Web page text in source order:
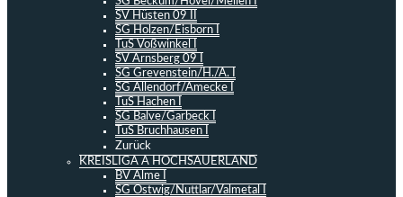
SV Hüsten 09 II
SG Holzen/Eisborn I
TuS Voßwinkel I
SV Arnsberg 09 I
SG Grevenstein/H./A. I
SG Allendorf/Amecke I
TuS Hachen I
SG Balve/Garbeck I
TuS Bruchhausen I
Zurück
KREISLIGA A HOCHSAUERLAND
BV Alme I
SG Ostwig/Nuttlar/Valmetal I